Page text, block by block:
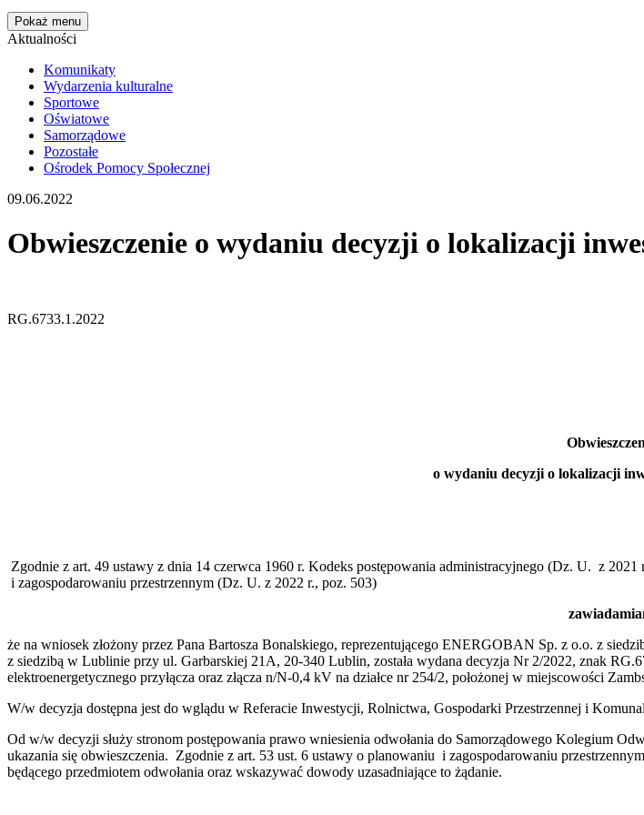
Pokaż menu
Aktualności
Komunikaty
Wydarzenia kulturalne
Sportowe
Oświatowe
Samorządowe
Pozostałe
Ośrodek Pomocy Społecznej
09.06.2022
Obwieszczenie o wydaniu decyzji o lokalizacji
RG.6733.1.2022
o wydaniu decyzji o lokalizacji
Zgodnie z art. 49 ustawy z dnia 14 czerwca 1960 r. Kodeks postępowania administracyjnego (Dz. U. z
i zagospodarowaniu przestrzennym (Dz. U. z 2022 r., poz. 503)
że na wniosek złożony przez Pana Bartosza Bonalskiego, reprezentującego ENERGOBAN Sp. z o.o. z
z siedzibą w Lublinie przy ul. Garbarskiej 21A, 20-340 Lublin, została wydana decyzja Nr 2/2022, znak
elektroenergetycznego przyłącza oraz złącza n/N-0,4 kV na działce nr 254/2, położonej w miejscowości
W/w decyzja dostępna jest do wglądu w Referacie Inwestycji, Rolnictwa, Gospodarki Przestrzennej i
Od w/w decyzji służy stronom postępowania prawo wniesienia odwołania do Samorządowego Kolegium
ukazania się obwieszczenia. Zgodnie z art. 53 ust. 6 ustawy o planowaniu i zagospodarowaniu
będącego przedmiotem odwołania oraz wskazywać dowody uzasadniające to żądanie.